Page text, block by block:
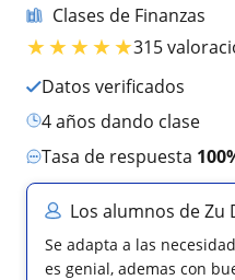
Clases de Finanzas
★★★★★315
Datos verificados
4 años dando clase
Tasa de respuesta
Los alumnos de Zu
Se adapta a las
es genial, ademas con